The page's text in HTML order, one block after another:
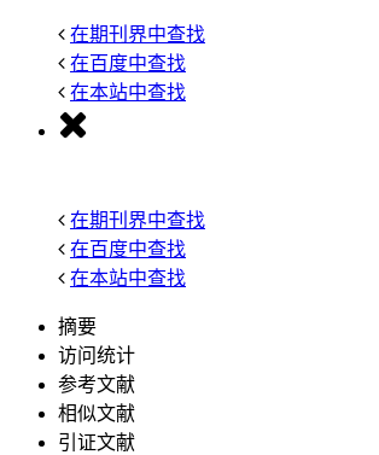
在期刊界中查找
在百度中查找
在本站中查找
在期刊界中查找
在百度中查找
在本站中查找
摘要
访问统计
参考文献
相似文献
引证文献